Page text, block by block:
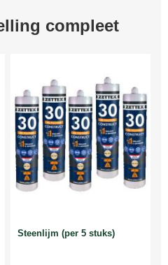
compleet
Steenlijm (per 5 stuks)